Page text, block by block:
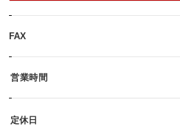
FAX
営業時間
定休日